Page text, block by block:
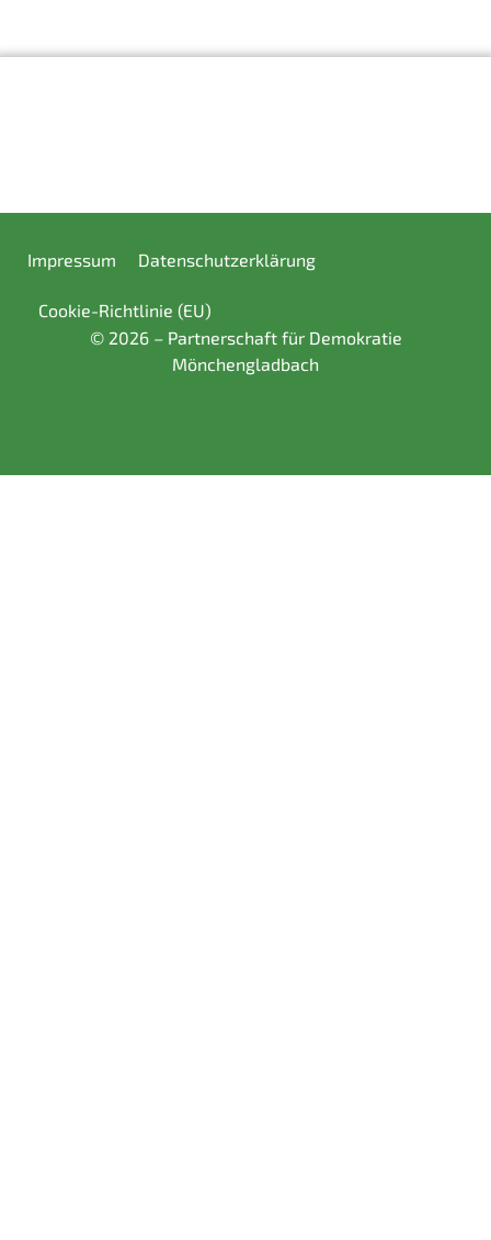
Impressum Datenschutzerklärung
Cookie-Richtlinie (EU)
© 2026 – Partnerschaft für Demokratie
Mönchengladbach